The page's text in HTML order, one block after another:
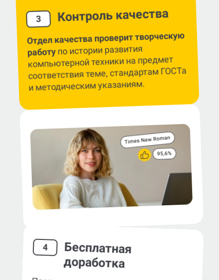
3 Контроль качества
Отдел качества проверит творческую
работупо истории развития
компьютерной техники на предмет
соответствия теме, стандартам ГОСТа
и методическим указаниям.
4 Бесплатная
доработка